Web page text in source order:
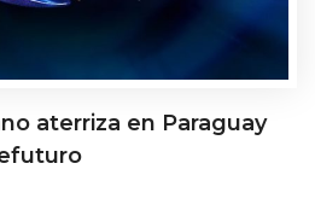
aterriza en Paraguay